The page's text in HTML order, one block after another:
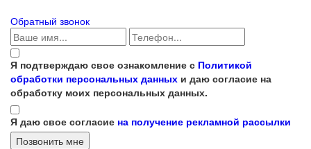
Обратный звонок
Я подтверждаю свое ознакомление с Политикой
обработки персональных данных и даю согласие на
обработку моих персональных данных.
Я даю свое согласие на получение рекламной рассылки